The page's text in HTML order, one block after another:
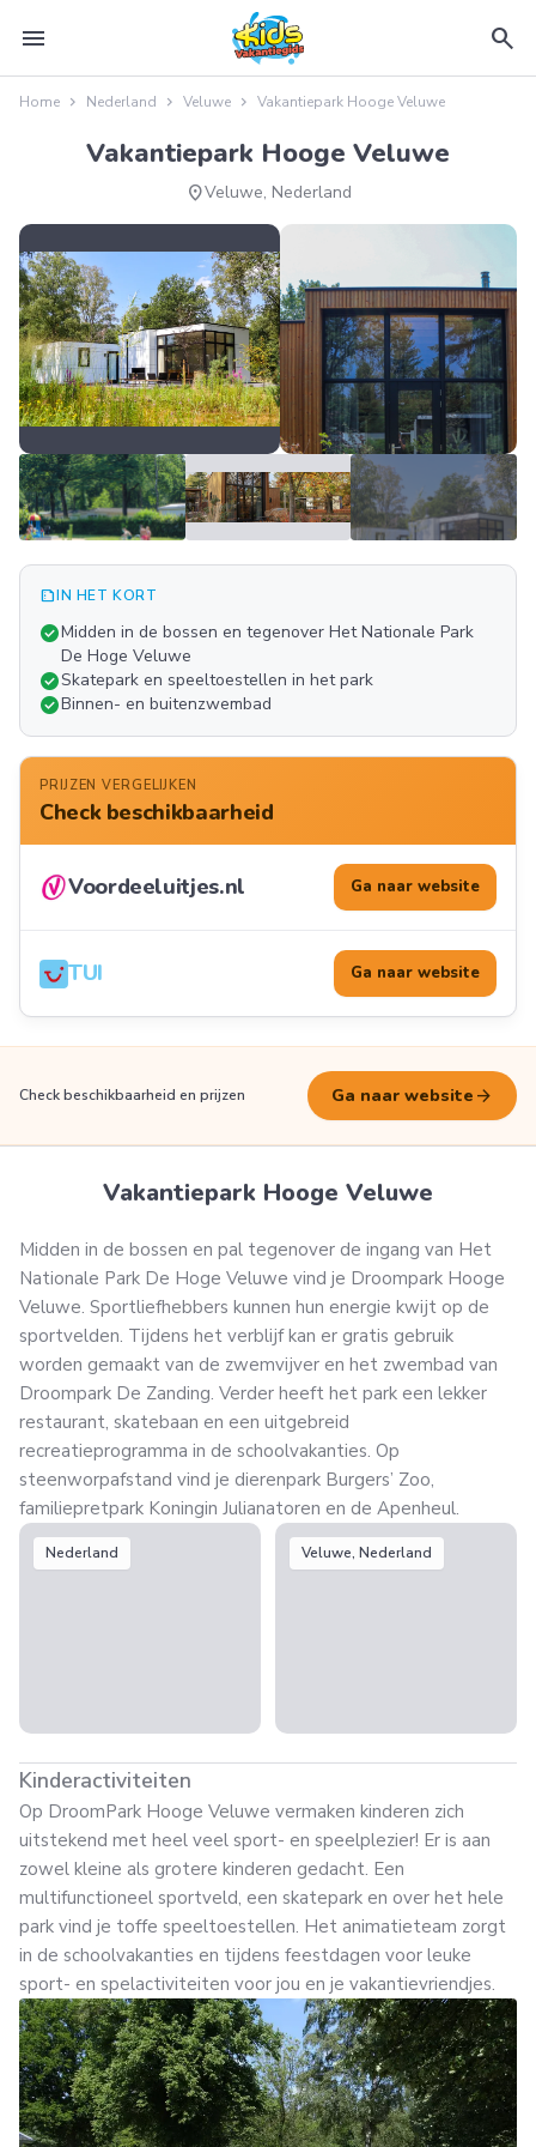
menu search
Home Nederland Veluwe Vakantiepark Hooge Veluwe
Vakantiepark Hooge Veluwe
location_onVeluwe, Nederland
FOTO'S
summarizeIN HET KORT
check_circleMidden in de bossen en tegenover Het Nationale Park
De Hoge Veluwe
check_circleSkatepark en speeltoestellen in het park
check_circleBinnen- en buitenzwembad
PRIJZEN VERGELIJKEN
Check beschikbaarheid
Voordeeluitjes.nl Ga naar website
TUI Ga naar website
Check beschikbaarheid en prijzen Ga naar website arrow_forward
Vakantiepark Hooge Veluwe
Midden in de bossen en pal tegenover de ingang van Het
Nationale Park De Hoge Veluwe vind je Droompark Hooge
Veluwe. Sportliefhebbers kunnen hun energie kwijt op de
sportvelden. Tijdens het verblijf kan er gratis gebruik
worden gemaakt van de zwemvijver en het zwembad van
Droompark De Zanding. Verder heeft het park een lekker
restaurant, skatebaan en een uitgebreid
recreatieprogramma in de schoolvakanties. Op
steenworpafstand vind je dierenpark Burgers’ Zoo,
familiepretpark Koningin Julianatoren en de Apenheul.
Nederland Veluwe, Nederland
Kinderactiviteiten
Op DroomPark Hooge Veluwe vermaken kinderen zich
uitstekend met heel veel sport- en speelplezier! Er is aan
zowel kleine als grotere kinderen gedacht. Een
multifunctioneel sportveld, een skatepark en over het hele
park vind je toffe speeltoestellen. Het animatieteam zorgt
in de schoolvakanties en tijdens feestdagen voor leuke
sport- en spelactiviteiten voor jou en je vakantievriendjes.